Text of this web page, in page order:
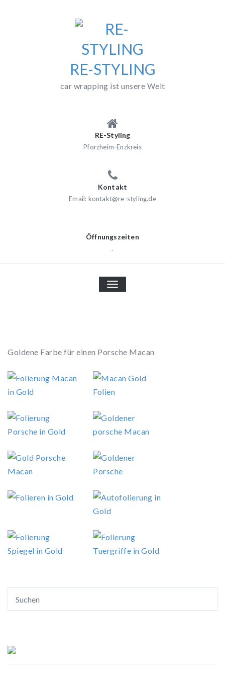
RE-STYLING
car wrapping ist unsere Welt
RE-Styling
Pforzheim-Enzkreis
Kontakt
Email: kontakt@re-styling.de
Öffnungszeiten
.
TOGGLE
NAVIGATION
Goldene Farbe für einen Porsche Macan